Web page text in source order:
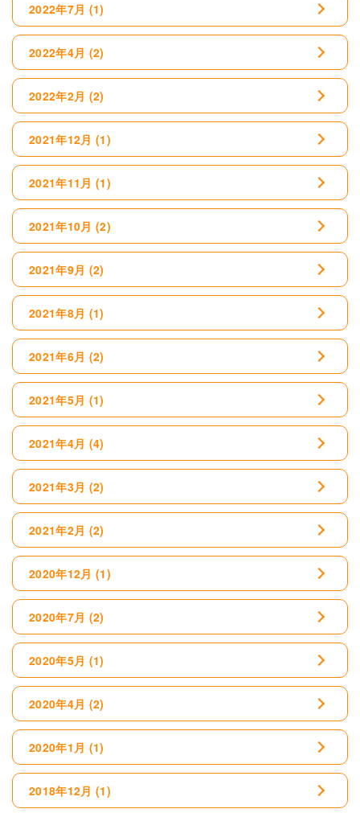
2022年7月 (1)
2022年4月 (2)
2022年2月 (2)
2021年12月 (1)
2021年11月 (1)
2021年10月 (2)
2021年9月 (2)
2021年8月 (1)
2021年6月 (2)
2021年5月 (1)
2021年4月 (4)
2021年3月 (2)
2021年2月 (2)
2020年12月 (1)
2020年7月 (2)
2020年5月 (1)
2020年4月 (2)
2020年1月 (1)
2018年12月 (1)